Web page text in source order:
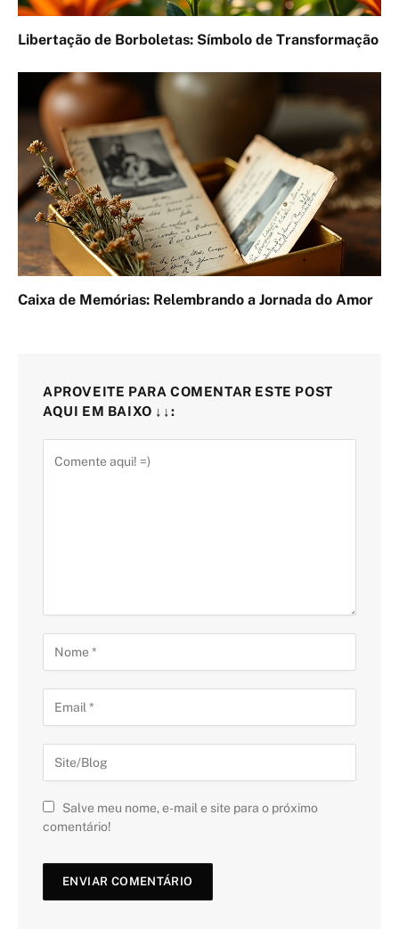
Libertação de Borboletas: Símbolo de Transformação
Caixa de Memórias: Relembrando a Jornada do Amor
APROVEITE PARA COMENTAR ESTE POST
AQUI EM BAIXO ↓↓:
Salve meu nome, e-mail e site para o próximo
comentário!